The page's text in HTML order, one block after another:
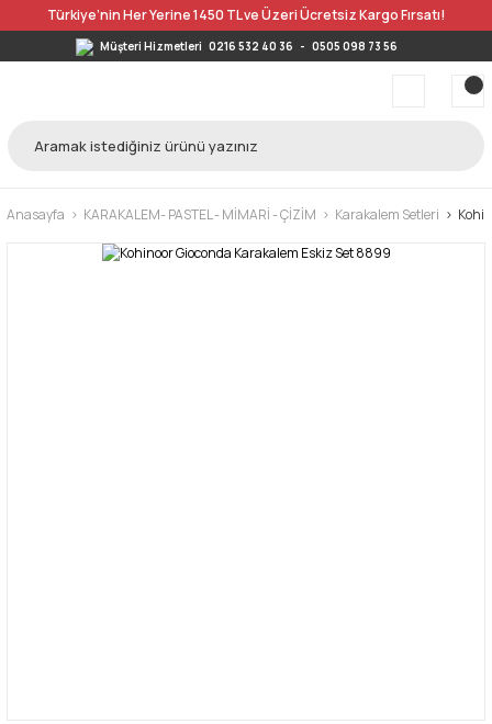
Türkiye’nin Her Yerine 1450 TL ve Üzeri Ücretsiz Kargo Fırsatı!
Müşteri Hizmetleri 0216 532 40 36 - 0505 098 73 56
Anasayfa KARAKALEM- PASTEL - MİMARİ - ÇİZİM Karakalem Setleri